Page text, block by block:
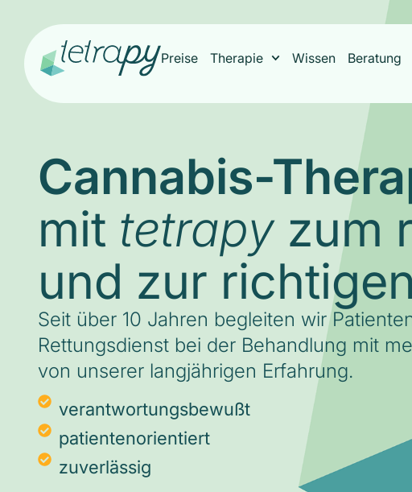
Preise Therapie Wissen Beratung
Cannabis-
mit tetrapyzum
und zur
Seit über 10 Jahren begleiten wir
Rettungsdienst bei der Behandlung mit
von unserer langjährigen Erfahrung.
verantwortungsbewußt
patientenorientiert
zuverlässig